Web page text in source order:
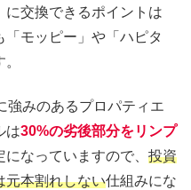
交換できるポイントは
「モッピー」や「ハピタ
強みのあるプロパティエ
は30%の劣後部分をリンプ
なっていますので、 投資
元本割れしない仕組みにな